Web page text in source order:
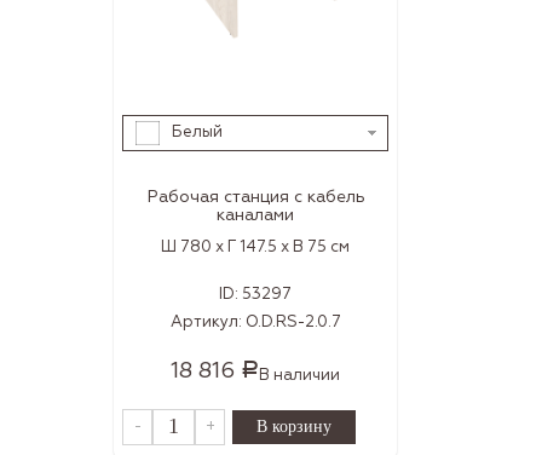
Белый
Рабочая станция с кабель
каналами
Ш 780 x Г 147.5 x В 75 см
ID: 53297
Артикул: O.D.RS-2.0.7
18 816 Р В наличии
- +